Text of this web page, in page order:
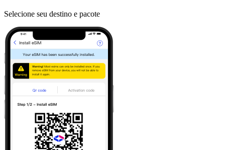
Selecione seu destino e pacote